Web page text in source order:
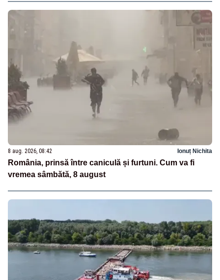
8 aug. 2026, 08:42 Ionuț Nichita
România, prinsă între caniculă și furtuni. Cum va fi
vremea sâmbătă, 8 august